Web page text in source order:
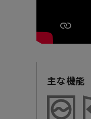
主な機能